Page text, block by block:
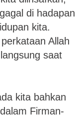
di hadapan
kita.
Allah
saat
kita bahkan
Firman-